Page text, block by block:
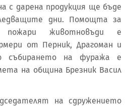
с дарена продукция ще бъде
дни. Помощта за
пожари животновъди е
от Перник, Драгоман и
събирането на фуража е
на община Брезник Васил
на сдружението